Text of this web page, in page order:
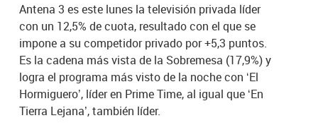
Antena 3 es este lunes la televisión privada líder
con un 12,5% de cuota, resultado con el que se
impone a su competidor privado por +5,3 puntos.
Es la cadena más vista de la Sobremesa (17,9%) y
logra el programa más visto de la noche con ‘El
Hormiguero’, líder en Prime Time, al igual que ‘En
Tierra Lejana’, también líder.